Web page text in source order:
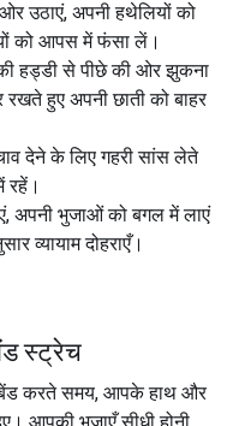
उठाएं, अपनी हथेलियों को
को आपस में फंसा लें।
हड्डी से पीछे की ओर झुकना
हुए अपनी छाती को बाहर
देने के लिए गहरी सांस लेते
रहें।
अपनी भुजाओं को बगल में लाएं
व्यायाम दोहराएँ।
स्ट्रेच
करते समय, आपके हाथ और